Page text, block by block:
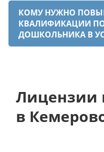
КОМУ НУЖНО
КВАЛИФИКАЦИИ
ДОШКОЛЬНИКА В
Лицензии
в